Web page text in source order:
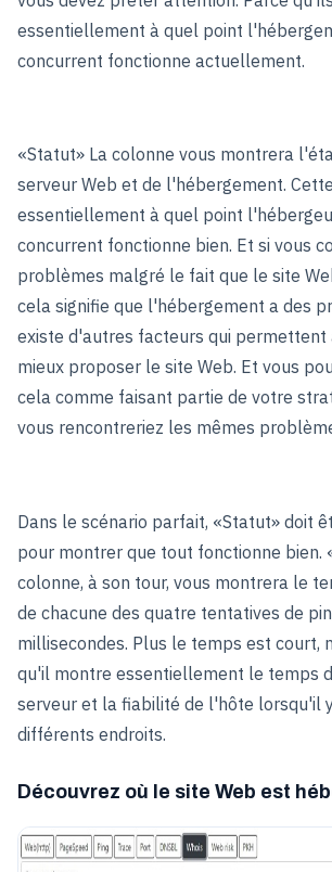
essentiellement à quel point
concurrent fonctionne actuellement.
«Statut» La colonne vous montrera
serveur Web et de l'hébergement.
essentiellement à quel point
concurrent fonctionne bien. Et si vous
problèmes malgré le fait que le site
cela signifie que l'hébergement a des
existe d'autres facteurs qui permettent
mieux proposer le site Web. Et vous
cela comme faisant partie de votre
vous rencontreriez les mêmes
Dans le scénario parfait, «Statut» doit
pour montrer que tout fonctionne bien.
colonne, à son tour, vous montrera le
de chacune des quatre tentatives de
millisecondes. Plus le temps est court,
qu'il montre essentiellement le temps
serveur et la fiabilité de l'hôte lorsqu'il
différents endroits.
Découvrez où le site Web est